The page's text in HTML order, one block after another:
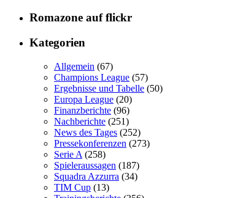
Romazone aufflickr
Kategorien
Allgemein (67)
Champions League (57)
Ergebnisse und Tabelle (50)
Europa League (20)
Finanzberichte (96)
Nachberichte (251)
News des Tages (252)
Pressekonferenzen (273)
Serie A (258)
Spieleraussagen (187)
Squadra Azzurra (34)
TIM Cup (13)